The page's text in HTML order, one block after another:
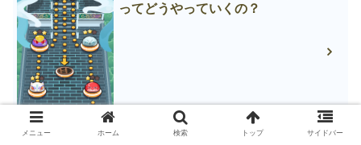
ってどうやっていくの？
メニュー ホーム 検索 トップ サイドバー